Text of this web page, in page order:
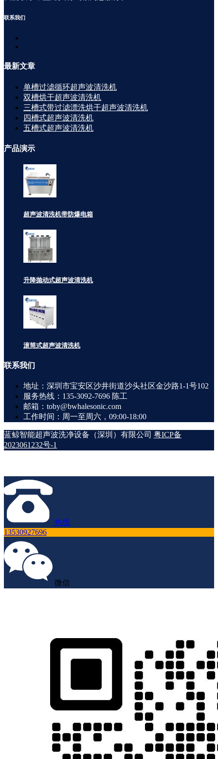
联系我们
最新文章
单槽过滤循环超声波清洗机
双槽烘干超声波清洗机
三槽式带过滤漂洗烘干超声波清洗机
四槽式超声波清洗机
五槽式超声波清洗机
产品演示
超声波清洗机带防爆电箱
升降抛动式超声波清洗机
滚筒式超声波清洗机
联系我们
地址：深圳市宝安区沙井街道沙头社区金沙路1-1号102
服务热线：135-3092-7696 陈工
邮箱：toby@bwhalesonic.com
工作时间：周一至周六，09:00-18:00
蓝鲸智能超声波洗净设备（深圳）有限公司 粤ICP备
2023061232号-1
热线
13530927696
微信